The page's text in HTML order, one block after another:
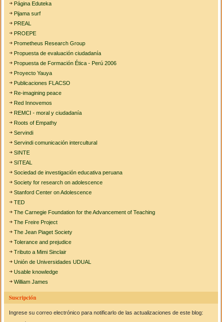
Página Eduteka
Pijama surf
PREAL
PROEPE
Prometheus Research Group
Propuesta de evaluación ciudadanía
Propuesta de Formación Ética - Perú 2006
Proyecto Yauya
Publicaciones FLACSO
Re-imagining peace
Red Innovemos
REMCI - moral y ciudadanía
Roots of Empathy
Servindi
Servindi comunicación intercultural
SINTE
SITEAL
Sociedad de investigación educativa peruana
Society for research on adolescence
Stanford Center on Adolescence
TED
The Carnegie Foundation for the Advancement of Teaching
The Freire Project
The Jean Piaget Society
Tolerance and prejudice
Tributo a Mimi Sinclair
Unión de Universidades UDUAL
Usable knowledge
William James
Suscripción
Ingrese su correo electrónico para notificarlo de las actualizaciones de este blog: